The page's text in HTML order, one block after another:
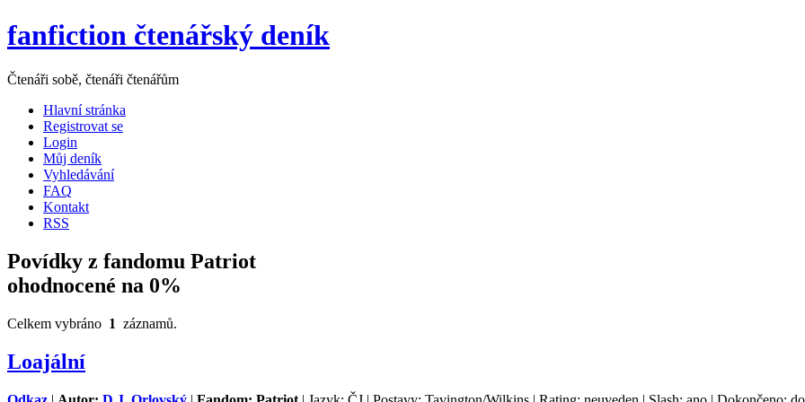
fanfiction čtenářský deník
Čtenáři sobě, čtenáři čtenářům
Hlavní stránka
Registrovat se
Login
Můj deník
Vyhledávání
FAQ
Kontakt
RSS
Povídky z fandomu Patriot
ohodnocené na 0%
Celkem vybráno 1 záznamů.
Loajální